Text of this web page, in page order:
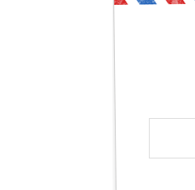
тебе проверить свои
твоя навсегда останется на